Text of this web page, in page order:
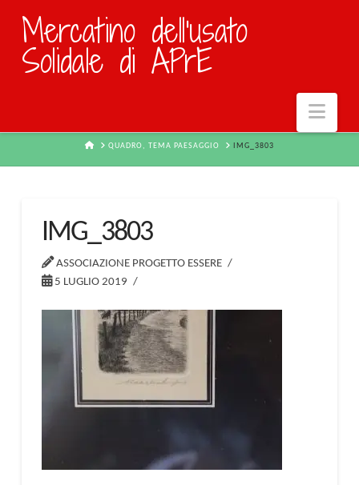
Mercatino dell'usato
Solidale di APrE
HOMEQUADRO, TEMA PAESAGGIO IMG_3803
IMG_3803
ASSOCIAZIONE PROGETTO ESSERE
5 LUGLIO 2019